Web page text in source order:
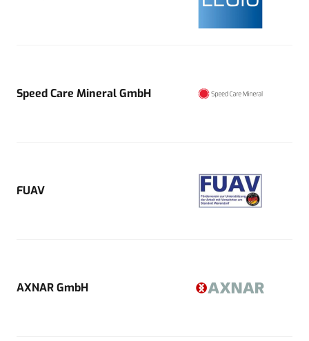
Speed Care Mineral GmbH
FUAV
AXNAR GmbH